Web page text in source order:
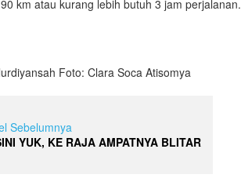
km atau kurang lebih butuh 3 jam perjalanan.
Foto: Clara Soca Atisomya
Sebelumnya
YUK, KE RAJA AMPATNYA BLITAR